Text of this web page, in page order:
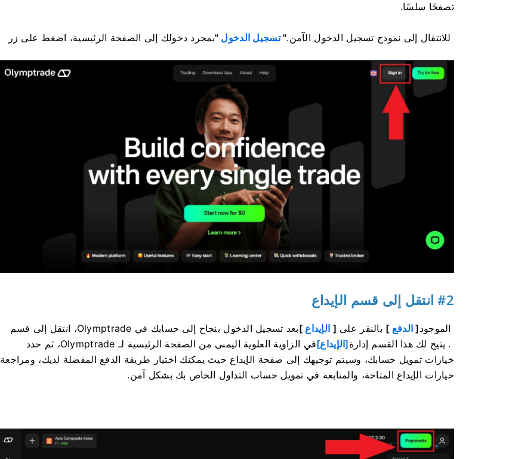
تصفحًا سلسًا.
بمجرد دخولك إلى الصفحة الرئيسية، اضغط على زر" تسجيل الدخول"للانتقال إلى نموذج تسجيل الدخول الآمن.
#2 انتقل إلى قسم الإيداع
بعد تسجيل الدخول بنجاح إلى حسابك في Olymptrade، انتقل إلى قسم[ الإيداع ] بالنقر على [ الدفع ]الموجود
في الزاوية العلوية اليمنى من الصفحة الرئيسية لـ Olymptrade، ثم حدد[الإيداع]. يتيح لك هذا القسم إدارة
خيارات تمويل حسابك، وسيتم توجيهك إلى صفحة الإيداع حيث يمكنك اختيار طريقة الدفع المفضلة لديك، ومراجعة
خيارات الإيداع المتاحة، والمتابعة في تمويل حساب التداول الخاص بك بشكل آمن.